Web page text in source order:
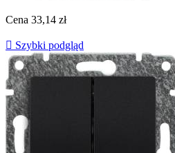
Cena 33,14 zł
 Szybki podgląd